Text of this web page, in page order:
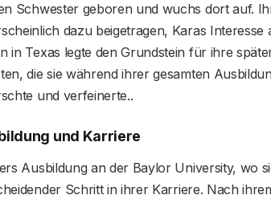
Schwester geboren und wuchs dort auf.
dazu beigetragen, Karas
in Texas legte den Grundstein für ihre
die sie während ihrer gesamten
und verfeinerte.​.
und Karriere
Ausbildung an der Baylor University, wo
Schritt in ihrer Karriere. Nach